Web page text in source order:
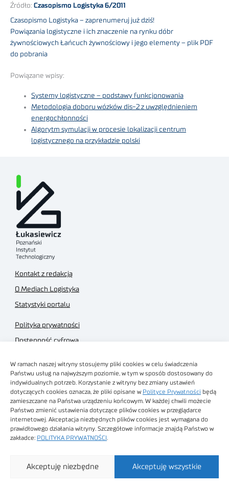
W ramach naszej witryny stosujemy pliki cookies w celu świadczenia
Państwu usług na najwyższym poziomie, w tym w sposób dostosowany do
indywidualnych potrzeb. Korzystanie z witryny bez zmiany ustawień
dotyczących cookies oznacza, że pliki opisane w Polityce Prywatności będą
zamieszczane na Państwa urządzeniu końcowym. W każdej chwili możecie
Państwo zmienić ustawienia dotyczące plików cookies w przeglądarce
internetowej. Akceptacja niezbędnych plików cookies jest wymagana do
prawidłowego działania witryny. Szczegółowe informacje znajdą Państwo w
zakładce: POLITYKA PRYWATNOŚCI
Akceptuję wszystkie
Akceptuję niezbędne
Źródło: Czasopismo Logistyka 6/2011
Czasopismo Logistyka – zaprenumeruj już dziś!
Powiązania logistyczne i ich znaczenie na rynku dóbr
żywnościowych Łańcuch żywnościowy i jego elementy – plik PDF
do pobrania
Powiązane wpisy:
Systemy logistyczne – podstawy funkcjonowania
Metodologia doboru wózków dis-2 z uwzględnieniem
energochłonności
Algorytm symulacji w procesie lokalizacji centrum
logistycznego na przykładzie polski
Kontakt z redakcją
O Mediach Logistyka
Statystyki portalu
Polityka prywatności
Dostępność cyfrowa
Regulamin sklepu
Obrazy stockowe
autorstwa
Technologiczny